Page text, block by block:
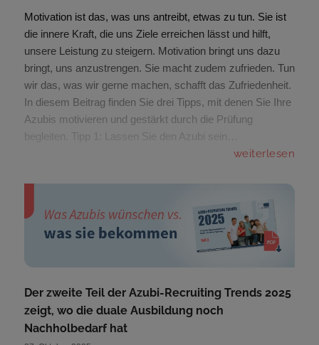
Motivation ist das, was uns antreibt, etwas zu tun. Sie ist
die innere Kraft, die uns Ziele erreichen lässt und hilft,
unsere Leistung zu steigern. Motivation bringt uns dazu
bringt, uns anzustrengen. Sie macht zudem zufrieden. Tun
wir das, was wir gerne machen, schafft das Zufriedenheit.
In diesem Beitrag finden Sie drei Tipps, mit denen Sie Ihre
Azubis motivieren und gestärkt durch die Prüfung
begleiten. Tipp 1: Lassen Sie den Azubi sein…
weiterlesen
Der zweite Teil der Azubi-Recruiting Trends 2025
zeigt, wo die duale Ausbildung noch
Nachholbedarf hat